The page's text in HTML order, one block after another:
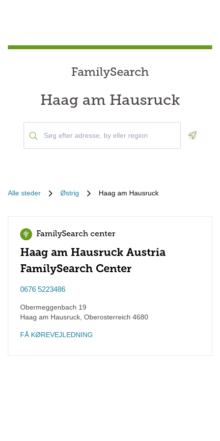
FamilySearch
Haag am Hausruck
Alle steder Østrig Haag am Hausruck
FamilySearch center
Haag am Hausruck Austria
FamilySearch Center
0676 5223486
Obermeggenbach 19
Haag am Hausruck Oberosterreich 4680
FÅ KØREVEJLEDNING